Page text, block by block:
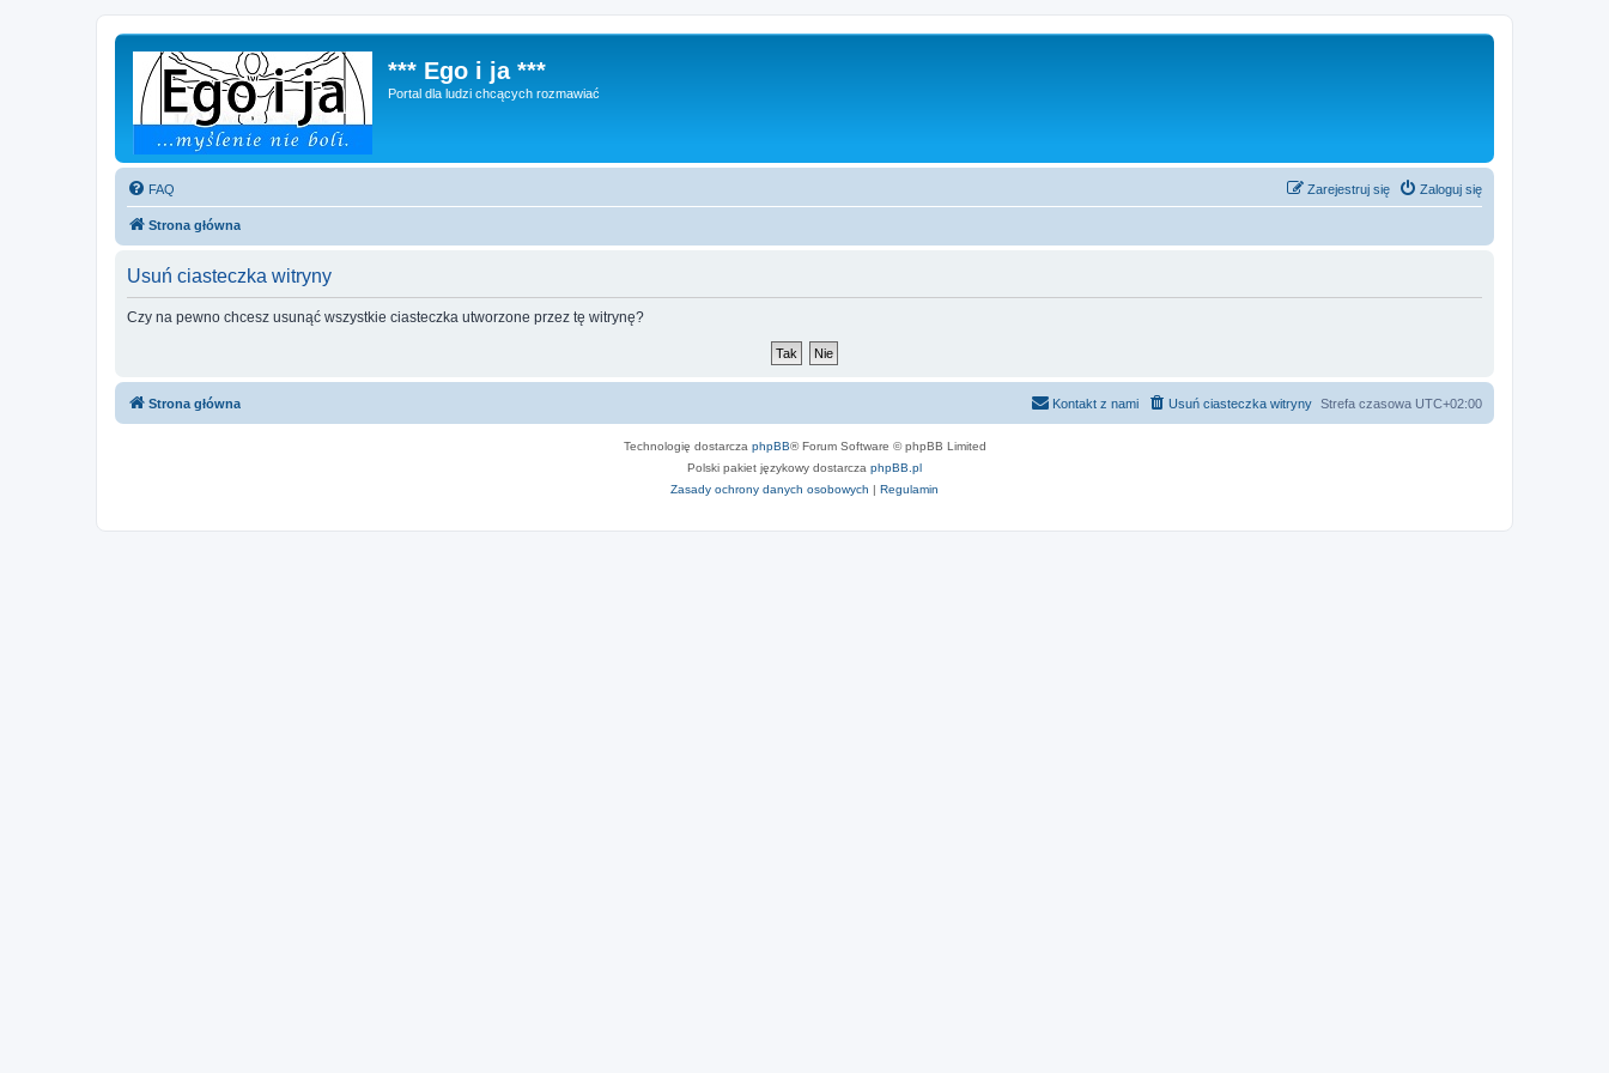
*** Ego i ja ***
Portal dla ludzi chcących rozmawiać
FAQ Zaloguj się
Zarejestruj się
Strona główna
Usuń ciasteczka witryny
Czy na pewno chcesz usunąć wszystkie ciasteczka utworzone przez tę witrynę?
Strona główna Strefa czasowa UTC+02:00
Usuń ciasteczka witryny
Kontakt z nami
Technologię dostarcza phpBB® Forum Software © phpBB Limited
Polski pakiet językowy dostarcza phpBB.pl
Zasady ochrony danych osobowych | Regulamin